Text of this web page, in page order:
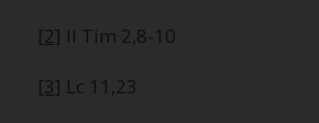
[2] II Tim 2,8-10
[3] Lc 11,23